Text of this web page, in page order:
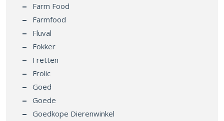
Farm Food
Farmfood
Fluval
Fokker
Fretten
Frolic
Goed
Goede
Goedkope Dierenwinkel